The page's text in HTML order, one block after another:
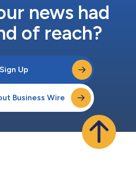
news had
of reach?
Sign Up
Business Wire